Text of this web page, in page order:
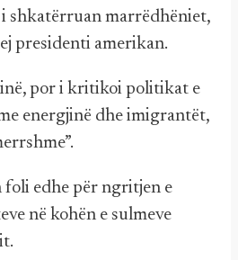
i shkatërruan marrëdhëniet,
presidenti amerikan.
por i kritikoi politikat e
energjinë dhe imigrantët,
edhe për ngritjen e
në kohën e sulmeve